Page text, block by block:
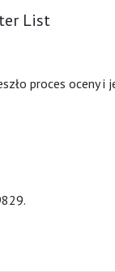
List
proces oceny i